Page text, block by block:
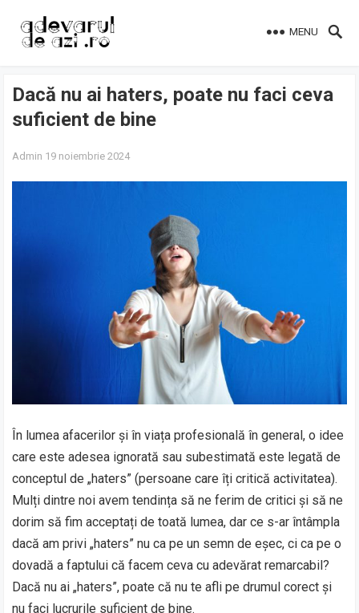
MENU
Dacă nu ai haters, poate nu faci ceva
suficient de bine
Admin 19 noiembrie 2024
În lumea afacerilor și în viața profesională în general, o idee
care este adesea ignorată sau subestimată este legată de
conceptul de „haters” (persoane care îți critică activitatea).
Mulți dintre noi avem tendința să ne ferim de critici și să ne
dorim să fim acceptați de toată lumea, dar ce s-ar întâmpla
dacă am privi „haters” nu ca pe un semn de eșec, ci ca pe o
dovadă a faptului că facem ceva cu adevărat remarcabil?
Dacă nu ai „haters”, poate că nu te afli pe drumul corect și
nu faci lucrurile suficient de bine.